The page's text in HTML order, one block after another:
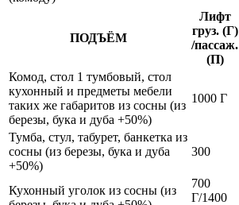
ПОДЪЁМ
Лифт
груз. (Г)
/пассаж.
(П)
Комод, стол 1 тумбовый, стол
кухонный и предметы мебели
таких же габаритов из сосны (из
березы, бука и дуба +50%)
1000 Г
Тумба, стул, табурет, банкетка из
сосны (из березы, бука и дуба
+50%)
300
Кухонный уголок из сосны (из
700
Г/1400